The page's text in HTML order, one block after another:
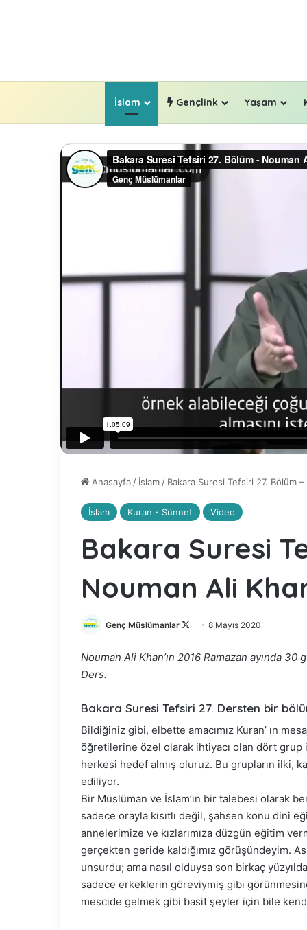
İslam Gençlink Yaşam
Anasayfa/ İslam/ Bakara Suresi Tefsiri 27. Bölüm
İslam Kuran - Sünnet Video
Bakara Suresi
Nouman Ali
Genç Müslümanlar
l
w
8 Mayıs 2020
Nouman Ali Khan’ın 2016 Ramazan ayında
Ders.
Bakara Suresi Tefsiri 27. Dersten bir
Bildiğiniz gibi, elbette amacımız Kuran’ ın
öğretilerine özel olarak ihtiyacı olan dört grup
herkesi hedef almış oluruz. Bu grupların ilki,
ediliyor.
Bir Müslüman ve İslam’ın bir talebesi olarak
sadece orayla kısıtlı değil, şahsen konu dini
annelerimize ve kızlarımıza düzgün eğitim
gerçekten geride kaldığımız görüşündeyim.
unsurdu; ama nasıl olduysa son birkaç
sadece erkeklerin göreviymiş gibi
mescide gelmek gibi basit şeyler için bile